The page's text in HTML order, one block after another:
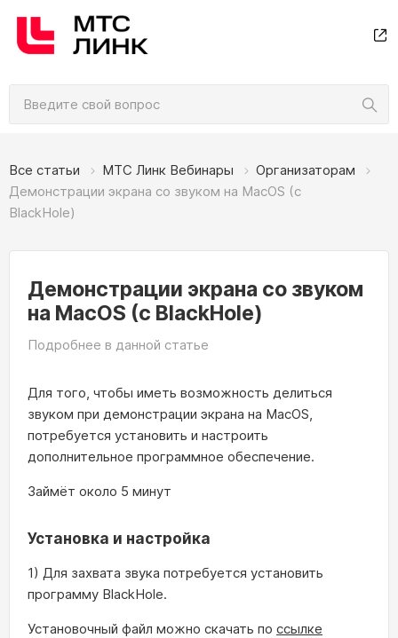
Все статьи МТС Линк Вебинары
Организаторам
Демонстрации экрана со звуком на MacOS (с
BlackHole)
Демонстрации экрана со звуком
на MacOS (с BlackHole)
Подробнее в данной статье
Для того, чтобы иметь возможность делиться
звуком при демонстрации экрана на MacOS,
потребуется установить и настроить
дополнительное программное обеспечение.
Займёт около 5 минут
Установка и настройка
1) Для захвата звука потребуется установить
программу BlackHole.
Установочный файл можно скачать по ссылке